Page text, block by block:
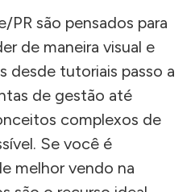
PR são pensados para
de maneira visual e
desde tutoriais passo a
de gestão até
complexos de
Se você é
melhor vendo na